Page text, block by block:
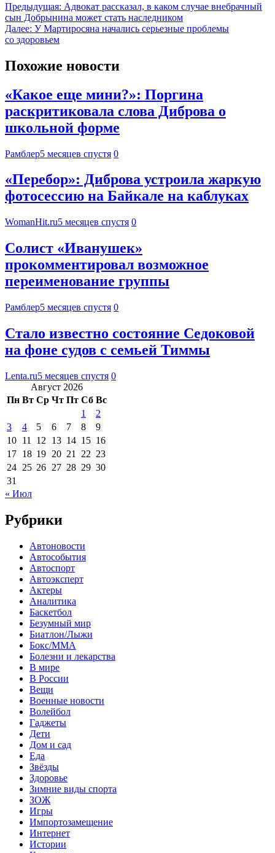
Предыдущая: Адвокат рассказал, в каком случае внебрачный
сын Добрынина может стать наследником
Далее: У Мартиросяна начались серьезные проблемы
со здоровьем
Похожие новости
«Какое еще мини?»: Поргина
раскритиковала слова Диброва о
школьной форме
Рамблер5 месяцев спустя 0
«Перебор»: Диброва устроила жаркую
фотосессию на Байкале на каблуках
WomanHit.ru5 месяцев спустя 0
Солист «Иванушек»
прокомментировал возможное
переименование группы
Рамблер5 месяцев спустя 0
Стало известно состояние Седоковой
на фоне судов с семьей Тиммы
Lenta.ru5 месяцев спустя 0
Август 2026
Пн Вт Ср Чт Пт Сб Вс
1
2
3
4 5 6 7 8
9
10 11 12 13 14 15 16
17 18 19 20 21 22 23
24 25 26 27 28 29 30
31
« Июл
Рубрики
Автоновости
Автособытия
Автоспорт
Автоэксперт
Актеры
Аналитика
Баскетбол
Безумный мир
Биатлон/Лыжи
Бокс/MMA
Болезни и лекарства
В мире
В России
Вещи
Военные новости
Волейбол
Гаджеты
Дети
Дом и сад
Еда
Звёзды
Здоровье
Зимние виды спорта
ЗОЖ
Игры
Импортозамещение
Интернет
Истории